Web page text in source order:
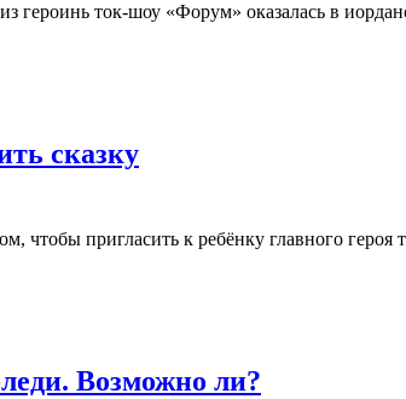
героинь ток-шоу «Форум» оказалась в
сказку
чтобы пригласить к ребёнку главного
Возможно ли?